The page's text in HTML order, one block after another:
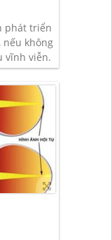
phát triển
không
vĩnh viễn.